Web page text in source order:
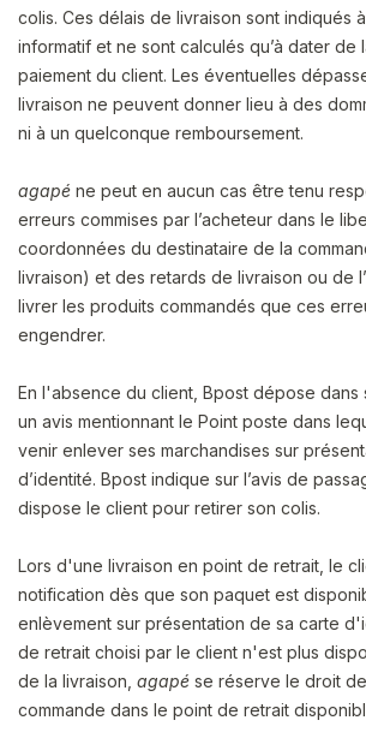
colis. Ces délais de livraison sont indiqués
informatif et ne sont calculés qu’à dater de
paiement du client. Les éventuelles
livraison ne peuvent donner lieu à des
ni à un quelconque remboursement.
agapé ne peut en aucun cas être tenu
erreurs commises par l’acheteur dans le
coordonnées du destinataire de la
livraison) et des retards de livraison ou de
livrer les produits commandés que ces
engendrer.
En l'absence du client, Bpost dépose dans
un avis mentionnant le Point poste dans
venir enlever ses marchandises sur
d’identité. Bpost indique sur l’avis de
dispose le client pour retirer son colis.
Lors d'une livraison en point de retrait, le
notification dès que son paquet est
enlèvement sur présentation de sa carte
de retrait choisi par le client n'est plus
de la livraison, agapé se réserve le droit
commande dans le point de retrait